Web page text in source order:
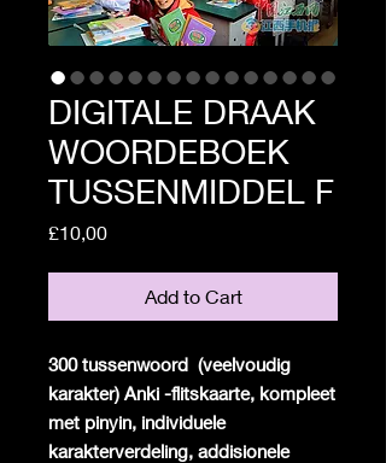
DIGITALE DRAAK
WOORDEBOEK
TUSSENMIDDEL F
£10,00Price
Add to Cart
300 tussenwoord (veelvoudig
karakter) Anki -flitskaarte, kompleet
met pinyin, individuele
karakterverdeling, addisionele